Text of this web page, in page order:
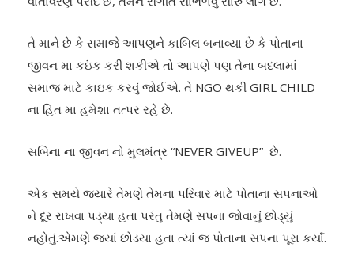
તે માને છે કે સમાજે આપણને કાબિલ બનાવ્યા છે કે પોતાના
જીવન મા કઇંક કરી શકીએ તો આપણે પણ તેના બદલામાં
સમાજ માટે કાઇક કરવું જોઈએ. તે NGO થકી GIRL CHILD
ના હિત મા હમેશા તત્પર રહે છે.
સબિના ના જીવન નો મુલમંત્ર “NEVER GIVEUP” છે.
એક સમયે જ્યારે તેમણે તેમના પરિવાર માટે પોતાના સપનાઓ
ને દૂર રાખવા પડ્યા હતા પરંતુ તેમણે સપના જોવાનું છોડ્યું
નહોતું.એમણે જ્યાં છોડયા હતા ત્યાં જ પોતાના સપના પૂરા કર્યા.